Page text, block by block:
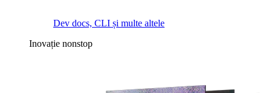
Dev docs, CLI și multe altele
Inovație nonstop